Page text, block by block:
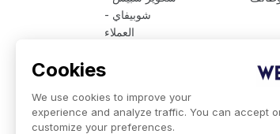
Cookies
We use cookies to improve your
experience and analyze traffic. You can accept
customize your preferences.
- شوبيفاي
العملاء
اللغات المتوفرة
Weglot للمؤسسات